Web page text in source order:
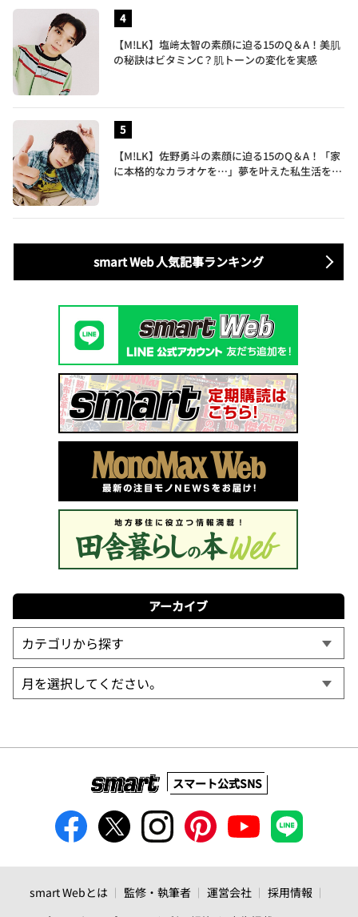
【M!LK】塩﨑太智の素顔に迫る15のQ＆A！美肌
の秘訣はビタミンC？肌トーンの変化を実感
【M!LK】佐野勇斗の素顔に迫る15のQ＆A！「家
に本格的なカラオケを…」夢を叶えた私生活を公
smart Web 人気記事ランキング
アーカイブ
スマート公式SNS
smart Webとは 監修・執筆者 運営会社
採用情報